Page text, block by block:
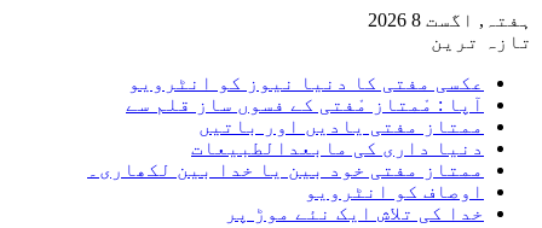
ہفتہ, اگست 8 2026
تازہ ترین
عکسی مفتی کا دنیا نیوز کو انٹرویو
آپا : مْمتاز مْفتی کے فسوں ساز قلم سے
ممتاز مفتی یادیں اور باتیں
دنیا داری کی مابعدالطبیعات
ممتاز مفتی خود بین یا خدا بین لکھاری۔
اوصاف کو انٹرویو
خدا کی تلاش ایک نئے موڑ پر